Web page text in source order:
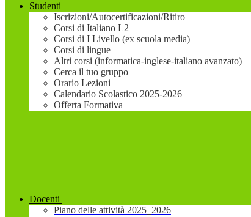
Studenti
Iscrizioni/Autocertificazioni/Ritiro
Corsi di Italiano L2
Corsi di I Livello (ex scuola media)
Corsi di lingue
Altri corsi (informatica-inglese-italiano avanzato)
Cerca il tuo gruppo
Orario Lezioni
Calendario Scolastico 2025-2026
Offerta Formativa
Docenti
Piano delle attività 2025_2026